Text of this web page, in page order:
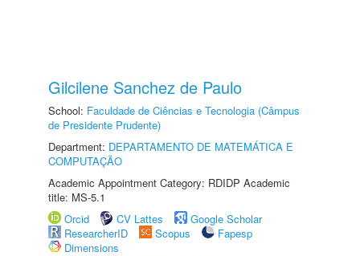
Gilcilene Sanchez de Paulo
School: Faculdade de Ciências e Tecnologia (Câmpus
de Presidente Prudente)
Department: DEPARTAMENTO DE MATEMÁTICA E
COMPUTAÇÃO
Academic Appointment Category: RDIDP Academic
title: MS-5.1
Orcid
CV Lattes
Google Scholar
ResearcherID
Scopus
Fapesp
Dimensions